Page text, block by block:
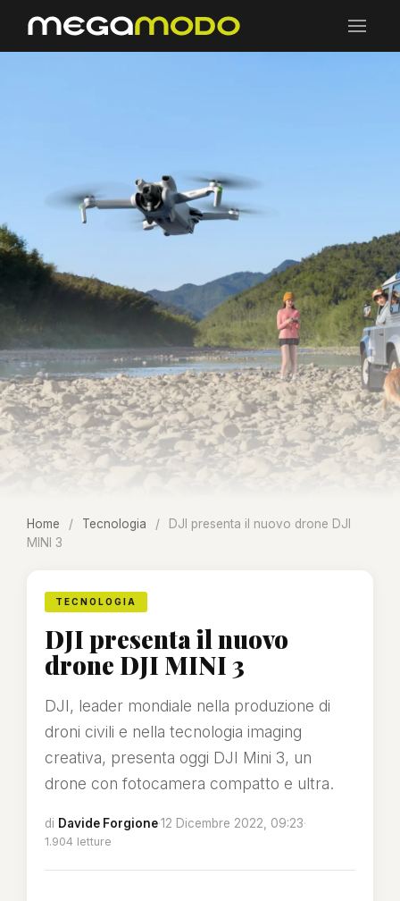
Home / Tecnologia /
DJI presenta il nuovo drone DJI
MINI 3
TECNOLOGIA
DJI presenta il nuovo
drone DJI MINI 3
DJI, leader mondiale nella produzione di
droni civili e nella tecnologia imaging
creativa, presenta oggi DJI Mini 3, un
drone con fotocamera compatto e ultra.
di Davide Forgione·12 Dicembre 2022, 09:23·
1.904 letture